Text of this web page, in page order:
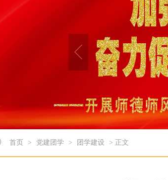
首页 > 党建团学 > 团学建设 > 正文